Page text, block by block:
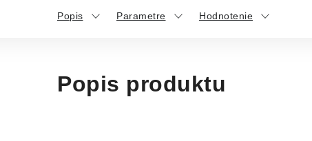
Popis Parametre Hodnotenie
Popis produktu